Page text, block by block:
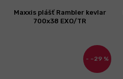
–29 %
Maxxis plášť Rambler kevlar
700x38 EXO/TR